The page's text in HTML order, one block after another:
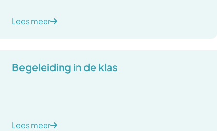
Lees meer
Begeleiding in de klas
Lees meer